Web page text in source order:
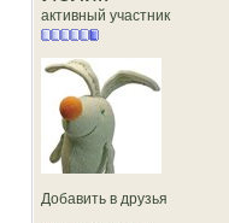
активный участник
Добавить в друзья